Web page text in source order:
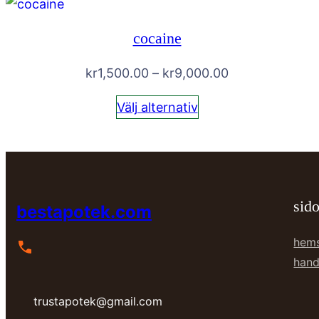
cocaine
kr1,500.00 – kr9,000.00Prisintervall:
Välj alternativ
bestapotek.com
trustapotek@gmail.com